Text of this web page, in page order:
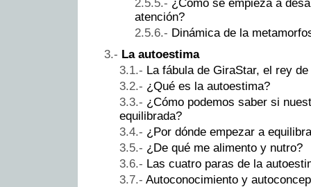
¿Cómo se empieza a
atención?
Dinámica de la
La autoestima
La fábula de GiraStar, el rey
¿Qué es la autoestima?
¿Cómo podemos saber si
equilibrada?
¿Por dónde empezar a
¿De qué me alimento y nutro?
Las cuatro paras de la
Autoconocimiento y